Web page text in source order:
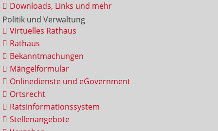
Downloads, Links und mehr
Politik und Verwaltung
Virtuelles Rathaus
Rathaus
Bekanntmachungen
Mängelformular
Onlinedienste und eGovernment
Ortsrecht
Ratsinformationssystem
Stellenangebote